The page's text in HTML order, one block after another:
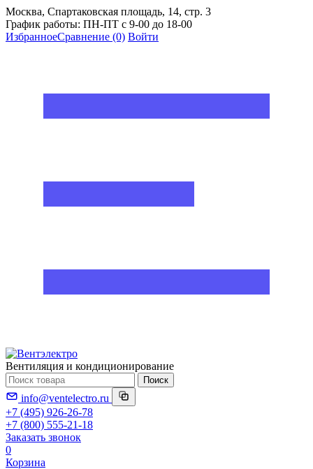
Москва, Спартаковская площадь, 14, стр. 3
График работы: ПН-ПТ с 9-00 до 18-00
ИзбранноеСравнение (0) Войти
Вентиляция и кондиционирование
Поиск
info@ventelectro.ru
+7 (495) 926-26-78
+7 (800) 555-21-18
Заказать звонок
0
Корзина